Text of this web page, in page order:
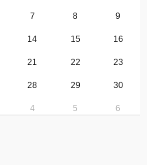
7 8 9
14 15 16
21 22 23
28 29 30
4 5 6